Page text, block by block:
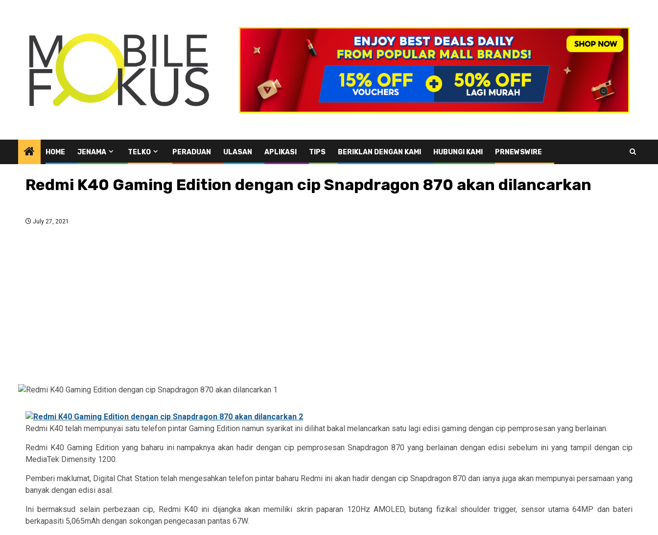
HOME JENAMA TELKO PERADUAN ULASAN APLIKASI TIPS BERIKLAN DENGAN KAMI HUBUNGI KAMI PRNEWSWIRE
Redmi K40 Gaming Edition dengan cip Snapdragon 870 akan dilancarkan
July 27, 2021
Redmi K40 telah mempunyai satu telefon pintar Gaming Edition namun syarikat ini dilihat bakal melancarkan satu lagi edisi gaming dengan cip pemprosesan yang berlainan.
Redmi K40 Gaming Edition yang baharu ini nampaknya akan hadir dengan cip pemprosesan Snapdragon 870 yang berlainan dengan edisi sebelum ini yang tampil dengan cip
MediaTek Dimensity 1200.
Pemberi maklumat, Digital Chat Station telah mengesahkan telefon pintar baharu Redmi ini akan hadir dengan cip Snapdragon 870 dan ianya juga akan mempunyai persamaan yang
banyak dengan edisi asal.
Ini bermaksud selain perbezaan cip, Redmi K40 ini dijangka akan memiliki skrin paparan 120Hz AMOLED, butang fizikal shoulder trigger, sensor utama 64MP dan bateri
berkapasiti 5,065mAh dengan sokongan pengecasan pantas 67W.